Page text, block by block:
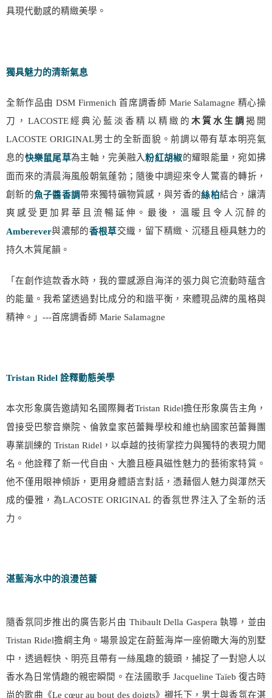
具現代動感的精緻美學。
獨具魅力的清新氣息
全新作品由 DSM Firmenich首席調香師 Marie Salamagne 精心操
刀，LACOSTE經典沁藍淡香精以精緻的 木質水生調 揭開
LACOSTE ORIGINAL男士的全新面貌。前調以帶有草本明亮氣
息的快樂鼠尾草為主軸，完美融入粉紅胡椒的耀眼能量，宛如拂
面而來的清晨海風般朝氣蓬勃；隨後中調迎來令人驚喜的轉折，
創新的魚子醬香調帶來獨特礦物質感，與芳香的絲柏結合，讓清
爽感受更加昇華且流暢延伸。最後，溫暖且令人沉醉的
Amberever與濃郁的香根草交織，留下精緻、沉穩且極具魅力的
持久木質尾韻。
「在創作這款香水時，我的靈感源自海洋的張力與它流動時蘊含
的能量。我希望透過對比成分的和諧平衡，來體現品牌的風格與
精神。」 ---首席調香師 Marie Salamagne
Tristan Ridel 詮釋動態美學
本次形象廣告邀請知名國際舞者Tristan Ridel擔任形象廣告主角，
曾接受巴黎音樂院、倫敦皇家芭蕾舞學校和維也納國家芭蕾舞團
專業訓練的 Tristan Ridel ，以卓越的技術掌控力與獨特的表現力聞
名。他詮釋了新一代自由、大膽且極具磁性魅力的藝術家特質。
他不僅用眼神傾訴，更用身體語言對話，憑藉個人魅力與渾然天
成的優雅，為LACOSTE ORIGINAL 的香氛世界注入了全新的活
力。
湛藍海水中的浪漫芭蕾
隨香氛同步推出的廣告影片由 Thibault Della Gaspera 執導，並由
Tristan Ridel擔綱主角。場景設定在蔚藍海岸一座俯瞰大海的別墅
中，透過輕快、明亮且帶有一絲風趣的鏡頭，捕捉了一對戀人以
香水為日常情趣的親密瞬間。在法國歌手 Jacqueline Taïeb 復古時
尚的歌曲《Le cœur au bout des doigts》襯托下，男士與香氛在湛